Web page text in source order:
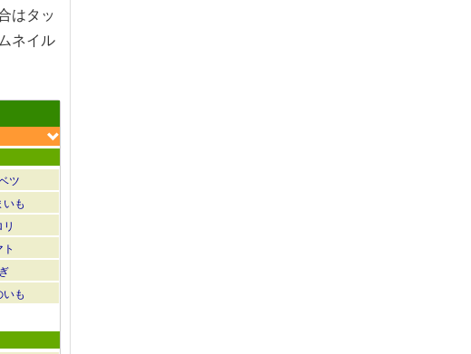
はタッ
ネイル
ツ
いも
ト
も